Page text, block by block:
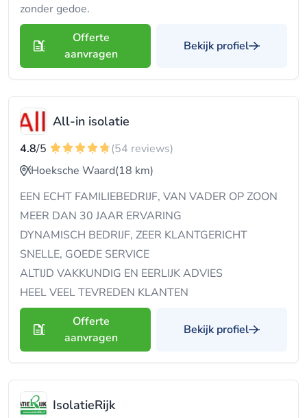
zonder gedoe.
Offerte
aanvragen
Bekijk profiel
All-in isolatie
4.8/5
(54 reviews)
Hoeksche Waard(18 km)
EEN ECHT FAMILIEBEDRIJF, VAN VADER OP ZOON
MEER DAN 30 JAAR ERVARING
DYNAMISCH BEDRIJF, ZEER KLANTGERICHT
SNELLE, GOEDE SERVICE
ALTIJD VAKKUNDIG EN EERLIJK ADVIES
HEEL VEEL TEVREDEN KLANTEN
Offerte
aanvragen
Bekijk profiel
IsolatieRijk